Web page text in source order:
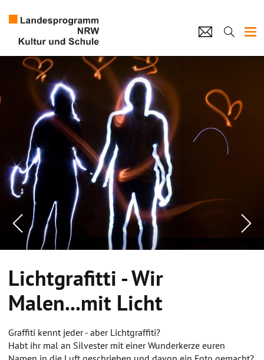
Projekte
Künstlerpool
Schulen
Kultur und Schule
home Impressum Datenschutz Kontakt
Lichtgrafitti - Wir
Malen...mit Licht
Graffiti kennt jeder - aber Lichtgraffiti?
Habt ihr mal an Silvester mit einer Wunderkerze euren